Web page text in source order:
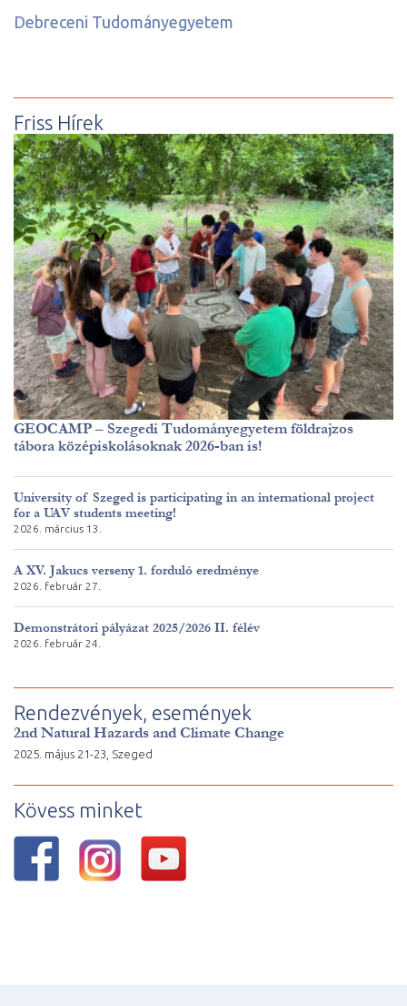
Debreceni Tudományegyetem
Friss Hírek
GEOCAMP – Szegedi Tudományegyetem földrajzos
tábora középiskolásoknak 2026-ban is!
University of Szeged is participating in an international project
for a UAV students meeting!
2026. március 13.
A XV. Jakucs verseny 1. forduló eredménye
2026. február 27.
Demonstrátori pályázat 2025/2026 II. félév
2026. február 24.
Rendezvények, események
2nd Natural Hazards and Climate Change
2025. május 21-23, Szeged
Kövess minket